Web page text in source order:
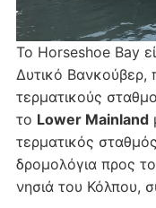
Το Horseshoe Bay
Δυτικό Βανκούβερ,
τερματικούς
το Lower Mainland
τερματικός σταθμός
δρομολόγια προς
νησιά του Κόλπου,